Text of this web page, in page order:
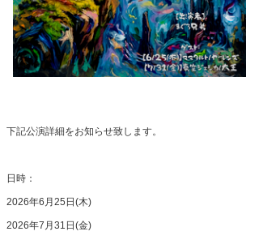
下記公演詳細をお知らせ致します。
日時：
2026年6 月 25 日 (木)
2026年7 月 31 日 (金)